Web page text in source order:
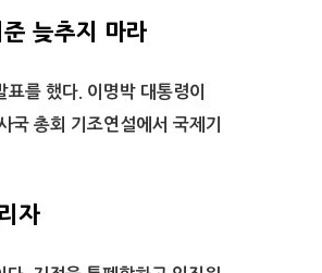
늦추지 마라
를 했다. 이명박 대통령이
국 총회 기조연설에서 국제기
자